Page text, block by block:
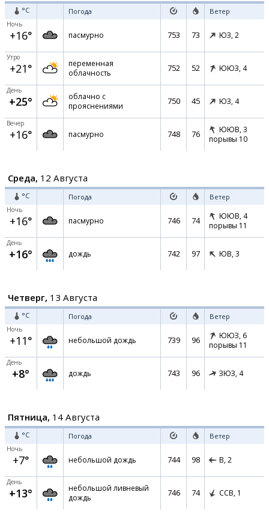
°C Погода Ветер
Ночь
+16° пасмурно 753 73 ЮЗ, 2
Утро
+21°
переменная
облачность
752 52 ЮЮЗ, 4
День
+25°
облачно с
прояснениями
750 45 ЮЗ, 4
Вечер
+16° пасмурно 748 76 ЮЮВ, 3
порывы 10
Среда, 12 Августа
°C Погода Ветер
Ночь
+16° пасмурно 746 74 ЮЮВ, 4
порывы 11
День
+16° дождь 742 97 ЮВ, 3
Четверг, 13 Августа
°C Погода Ветер
Ночь
+11° небольшой дождь 739 96 ЮЮЗ, 6
порывы 11
День
+8° дождь 743 96 ЗЮЗ, 4
Пятница, 14 Августа
°C Погода Ветер
Ночь
+7° небольшой дождь 744 98 В, 2
День
+13°
небольшой ливневый
дождь
746 74 ССВ, 1